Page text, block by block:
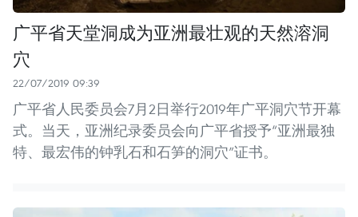
广平省天堂洞成为亚洲最壮观的天然溶洞
穴
22/07/2019 09:39
广平省人民委员会7月2日举行2019年广平洞穴节开幕
式。当天，亚洲纪录委员会向广平省授予“亚洲最独
特、最宏伟的钟乳石和石笋的洞穴”证书。